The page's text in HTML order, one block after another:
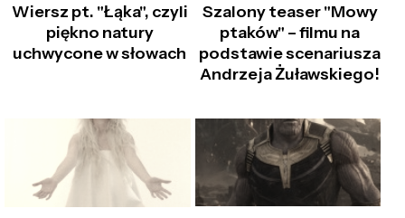
Wiersz pt. "Łąka", czyli
piękno natury
uchwycone w słowach
Szalony teaser "Mowy
ptaków" – filmu na
podstawie scenariusza
Andrzeja Żuławskiego!